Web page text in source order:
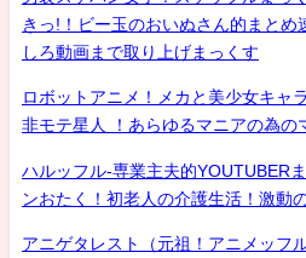
きっ!！ビー玉のおいぬさん的まと
しろ動画まで取り上げまっくす
ロボットアニメ！メカと美少女キャ
非モテ星人 ！あらゆるマニアの為の
ハルッフル-専業主夫的YOUTUBER
ンおたく！初老人の介護生活！激動
アニゲタレスト（元祖！アニメッ